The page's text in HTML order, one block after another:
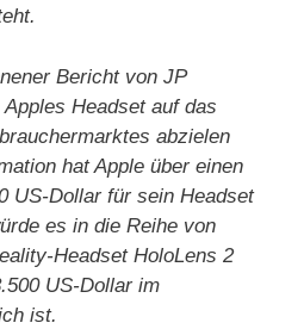
Bericht von JP
Headset auf das
abzielen
hat Apple über einen
US-Dollar für sein Headset
es in die Reihe von
Headset HoloLens 2
US-Dollar im
ist.